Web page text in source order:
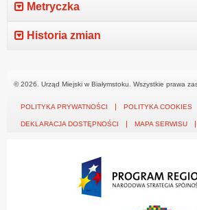
Metryczka
Historia zmian
© 2026. Urząd Miejski w Białymstoku. Wszystkie prawa
POLITYKA PRYWATNOŚCI POLITYKA COOKIES
DEKLARACJA DOSTĘPNOŚCI MAPA SERWISU